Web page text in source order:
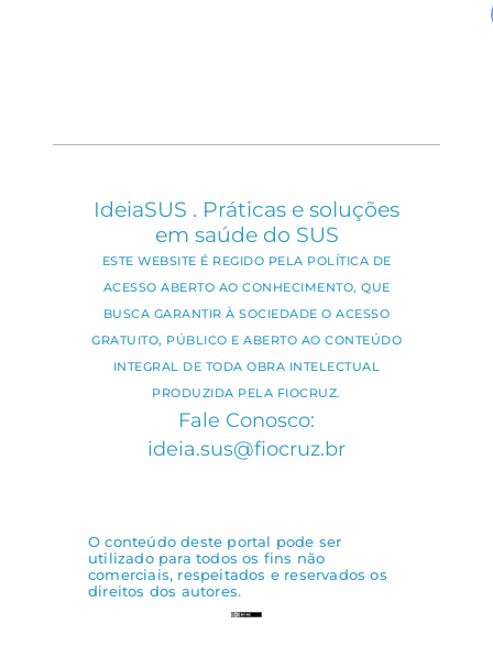
IdeiaSUS . Práticas e soluções
em saúde do SUS
ESTE WEBSITE É REGIDO PELA POLÍTICA DE
ACESSO ABERTO AO CONHECIMENTO, QUE
BUSCA GARANTIR À SOCIEDADE O ACESSO
GRATUITO, PÚBLICO E ABERTO AO CONTEÚDO
INTEGRAL DE TODA OBRA INTELECTUAL
PRODUZIDA PELA FIOCRUZ.
Fale Conosco:
ideia.sus@fiocruz.br
O conteúdo deste portal pode ser
utilizado para todos os fins não
comerciais, respeitados e reservados os
direitos dos autores.